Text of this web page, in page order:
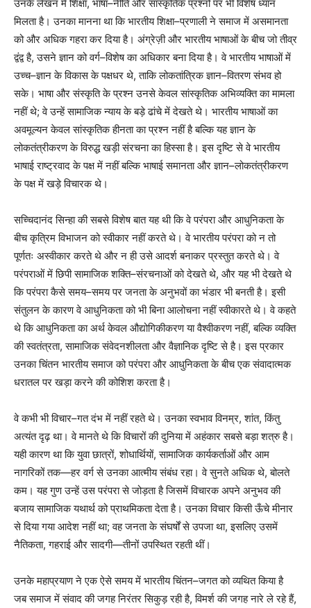
उनके लेखन में शिक्षा, भाषा–नीति और सांस्कृतिक प्रश्नों पर भी विशेष ध्यान
मिलता है। उनका मानना था कि भारतीय शिक्षा–प्रणाली ने समाज में असमानता
को और अधिक गहरा कर दिया है। अंग्रेज़ी और भारतीय भाषाओं के बीच जो तीव्र
द्वंद्व है, उसने ज्ञान को वर्ग–विशेष का अधिकार बना दिया है। वे भारतीय भाषाओं में
उच्च–ज्ञान के विकास के पक्षधर थे, ताकि लोकतांत्रिक ज्ञान–वितरण संभव हो
सके। भाषा और संस्कृति के प्रश्न उनसे केवल सांस्कृतिक अभिव्यक्ति का मामला
नहीं थे; वे उन्हें सामाजिक न्याय के बड़े ढांचे में देखते थे। भारतीय भाषाओं का
अवमूल्यन केवल सांस्कृतिक हीनता का प्रश्न नहीं है बल्कि यह ज्ञान के
लोकतंत्रीकरण के विरुद्ध खड़ी संरचना का हिस्सा है। इस दृष्टि से वे भारतीय
भाषाई राष्ट्रवाद के पक्ष में नहीं बल्कि भाषाई समानता और ज्ञान–लोकतंत्रीकरण
के पक्ष में खड़े विचारक थे।
सच्चिदानंद सिन्हा की सबसे विशेष बात यह थी कि वे परंपरा और आधुनिकता के
बीच कृत्रिम विभाजन को स्वीकार नहीं करते थे। वे भारतीय परंपरा को न तो
पूर्णतः अस्वीकार करते थे और न ही उसे आदर्श बनाकर प्रस्तुत करते थे। वे
परंपराओं में छिपी सामाजिक शक्ति–संरचनाओं को देखते थे, और यह भी देखते थे
कि परंपरा कैसे समय–समय पर जनता के अनुभवों का भंडार भी बनती है। इसी
संतुलन के कारण वे आधुनिकता को भी बिना आलोचना नहीं स्वीकारते थे। वे कहते
थे कि आधुनिकता का अर्थ केवल औद्योगिकीकरण या वैश्वीकरण नहीं, बल्कि व्यक्ति
की स्वतंत्रता, सामाजिक संवेदनशीलता और वैज्ञानिक दृष्टि से है। इस प्रकार
उनका चिंतन भारतीय समाज को परंपरा और आधुनिकता के बीच एक संवादात्मक
धरातल पर खड़ा करने की कोशिश करता है।
वे कभी भी विचार–गत दंभ में नहीं रहते थे। उनका स्वभाव विनम्र, शांत, किंतु
अत्यंत दृढ़ था। वे मानते थे कि विचारों की दुनिया में अहंकार सबसे बड़ा शत्रु है।
यही कारण था कि युवा छात्रों, शोधार्थियों, सामाजिक कार्यकर्ताओं और आम
नागरिकों तक—हर वर्ग से उनका आत्मीय संबंध रहा। वे सुनते अधिक थे, बोलते
कम। यह गुण उन्हें उस परंपरा से जोड़ता है जिसमें विचारक अपने अनुभव की
बजाय सामाजिक यथार्थ को प्राथमिकता देता है। उनका विचार किसी ऊँचे मीनार
से दिया गया आदेश नहीं था; वह जनता के संघर्षों से उपजा था, इसलिए उसमें
नैतिकता, गहराई और सादगी—तीनों उपस्थित रहती थीं।
उनके महाप्रयाण ने एक ऐसे समय में भारतीय चिंतन–जगत को व्यथित किया है
जब समाज में संवाद की जगह निरंतर सिकुड़ रही है, विमर्श की जगह नारे ले रहे हैं,